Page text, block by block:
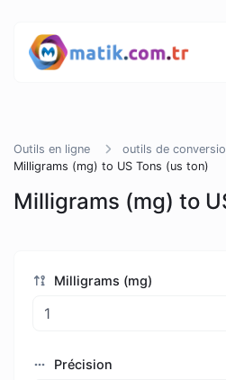
Outils en ligne
outils de
Milligrams (mg) to US Tons (us ton)
Milligrams (mg)
Précision